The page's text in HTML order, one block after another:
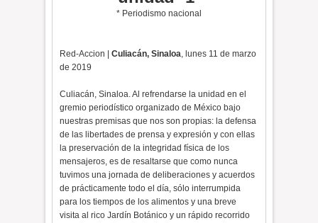
* Periodismo nacional
Red-Accion |Culiacán, Sinaloa, lunes 11 de marzo
de 2019
Culiacán, Sinaloa. Al refrendarse la unidad en el
gremio periodístico organizado de México bajo
nuestras premisas que nos son propias: la defensa
de las libertades de prensa y expresión y con ellas
la preservación de la integridad física de los
mensajeros, es de resaltarse que como nunca
tuvimos una jornada de deliberaciones y acuerdos
de prácticamente todo el día, sólo interrumpida
para los tiempos de los alimentos y una breve
visita al rico Jardín Botánico y un rápido recorrido